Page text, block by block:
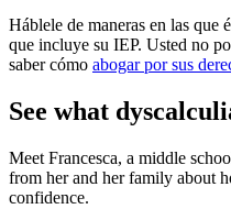
Háblele de maneras en las que
que incluye su IEP. Usted no
saber cómo abogar por sus
See what
Meet Francesca, a middle
from her and her family about
confidence.